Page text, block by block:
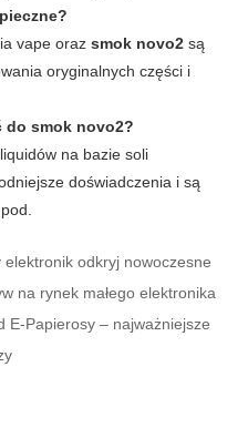
vape oraz smok novo2 są
oryginalnych części i
do smok novo2?
na bazie soli
doświadczenia i są
elektronik odkryj nowoczesne
na rynek małego elektronika
E-Papierosy – najważniejsze